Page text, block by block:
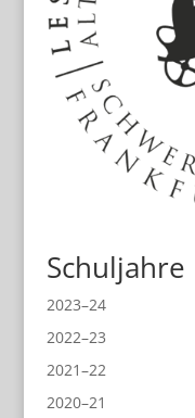
Schuljahre
2023–24
2022–23
2021–22
2020–21